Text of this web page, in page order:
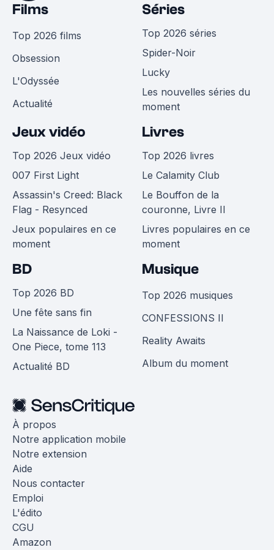
Films
Top 2026 films
Obsession
L'Odyssée
Actualité
Séries
Top 2026 séries
Spider-Noir
Lucky
Les nouvelles séries du
moment
Jeux vidéo
Top 2026 Jeux vidéo
007 First Light
Assassin's Creed: Black
Flag - Resynced
Jeux populaires en ce
moment
Livres
Top 2026 livres
Le Calamity Club
Le Bouffon de la
couronne, Livre II
Livres populaires en ce
moment
BD
Top 2026 BD
Une fête sans fin
La Naissance de Loki -
One Piece, tome 113
Actualité BD
Musique
Top 2026 musiques
CONFESSIONS II
Reality Awaits
Album du moment
À propos
Notre application mobile
Notre extension
Aide
Nous contacter
Emploi
L'édito
CGU
Amazon